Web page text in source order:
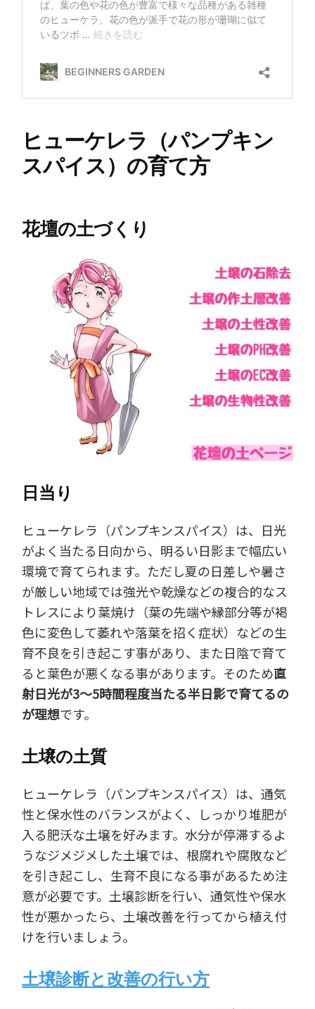
ヒューケレラ（パンプキン
スパイス）の育て方
花壇の土づくり
日当り
ヒューケレラ（パンプキンスパイス）は、日光
がよく当たる日向から、明るい日影まで幅広い
環境で育てられます。ただし夏の日差しや暑さ
が厳しい地域では強光や乾燥などの複合的なス
トレスにより葉焼け（葉の先端や縁部分等が褐
色に変色して萎れや落葉を招く症状）などの生
育不良を引き起こす事があり、また日陰で育て
ると葉色が悪くなる事があります。そのため直
射日光が3～5時間程度当たる半日影で育てるの
が理想です。
土壌の土質
ヒューケレラ（パンプキンスパイス）は、通気
性と保水性のバランスがよく、しっかり堆肥が
入る肥沃な土壌を好みます。水分が停滞するよ
うなジメジメした土壌では、根腐れや腐敗など
を引き起こし、生育不良になる事があるため注
意が必要です。土壌診断を行い、通気性や保水
性が悪かったら、土壌改善を行ってから植え付
けを行いましょう。
土壌診断と改善の行い方